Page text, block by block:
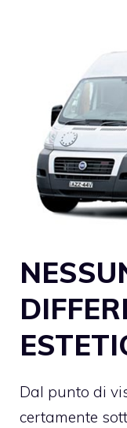
Dal punto di
certamente